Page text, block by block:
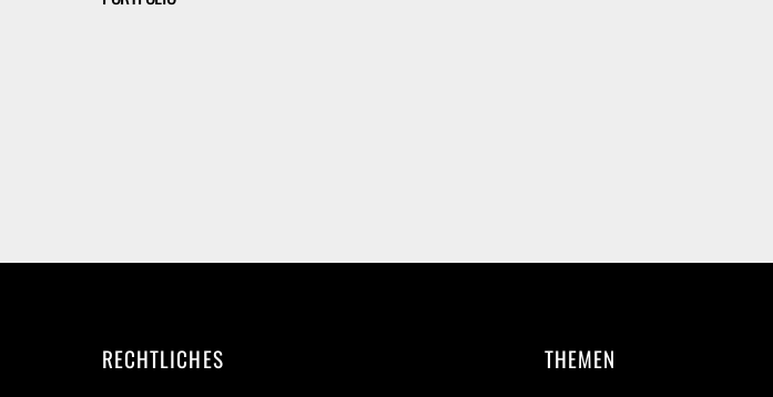
RECHTLICHES THEMEN